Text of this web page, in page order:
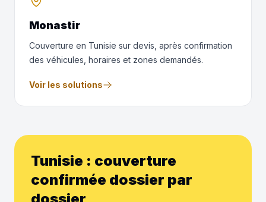
Monastir
Couverture en Tunisie sur devis, après confirmation
des véhicules, horaires et zones demandés.
Voir les solutions
Tunisie : couverture
confirmée dossier par